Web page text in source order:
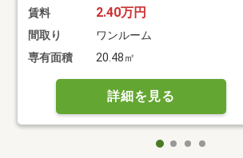
賃料 2.40万円
間取り
ワンルーム
専有面積
20.48㎡
詳細を見る